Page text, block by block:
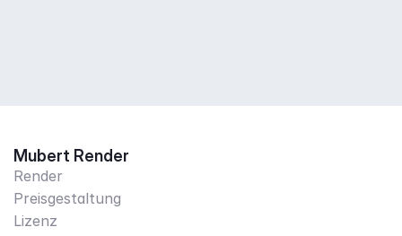
Mubert Render
Render
Preisgestaltung
Lizenz